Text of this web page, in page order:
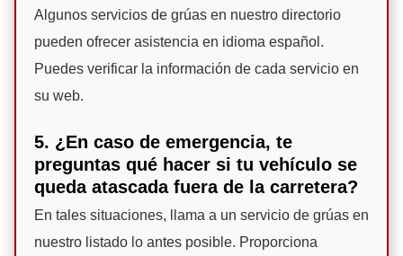
Algunos servicios de grúas en nuestro directorio
pueden ofrecer asistencia en idioma español.
Puedes verificar la información de cada servicio en
su web.
5. ¿En caso de emergencia, te
preguntas qué hacer si tu vehículo se
queda atascada fuera de la carretera?
En tales situaciones, llama a un servicio de grúas en
nuestro listado lo antes posible. Proporciona